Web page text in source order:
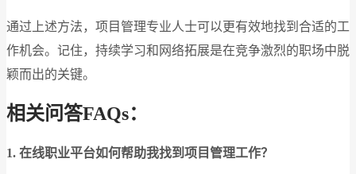
通过上述方法，项目管理专业人士可以更有效地找到合适的工
作机会。记住，持续学习和网络拓展是在竞争激烈的职场中脱
颖而出的关键。
相关问答FAQs：
1. 在线职业平台如何帮助我找到项目管理工作？